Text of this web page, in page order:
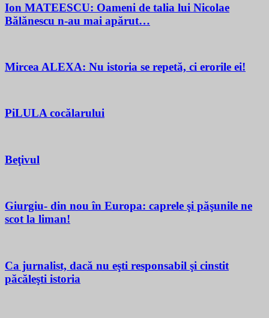
Ion MATEESCU: Oameni de talia lui Nicolae
Bălănescu n-au mai apărut…
Mircea ALEXA: Nu istoria se repetă, ci erorile ei!
PiLULA cocălarului
Beţivul
Giurgiu- din nou în Europa: caprele şi păşunile ne
scot la liman!
Ca jurnalist, dacă nu eşti responsabil şi cinstit
păcăleşti istoria